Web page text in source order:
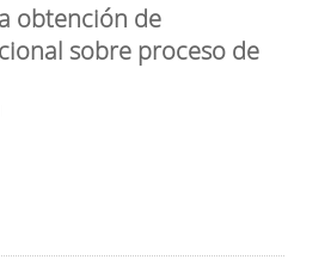
obtención de
sobre proceso de